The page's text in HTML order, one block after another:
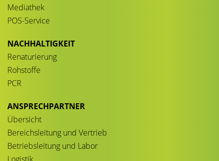
Mediathek
POS-Service
NACHHALTIGKEIT
Renaturierung
Rohstoffe
PCR
ANSPRECHPARTNER
Übersicht
Bereichsleitung und Vertrieb
Betriebsleitung und Labor